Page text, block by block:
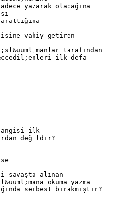
yazarak olacağına
vahiy getiren
tarafından
ilk defa
ilk
değildir?
savaşta alınan
okuma yazma
serbest bırakmıştır?